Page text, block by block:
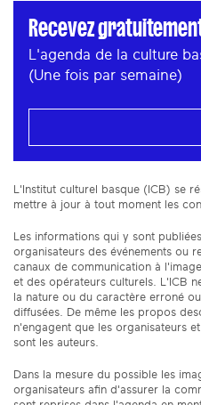
Recevez
L'agenda de la culture
(Une fois par semaine)
L'Institut culturel basque (ICB) se
mettre à jour à tout moment les
Les informations qui y sont
organisateurs des événements ou
canaux de communication à
et des opérateurs culturels. L'ICB
la nature ou du caractère erroné
diffusées. De même les propos
n'engagent que les organisateurs
sont les auteurs.
Dans la mesure du possible les
organisateurs afin d'assurer la